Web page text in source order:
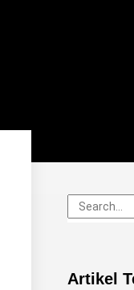
Artikel